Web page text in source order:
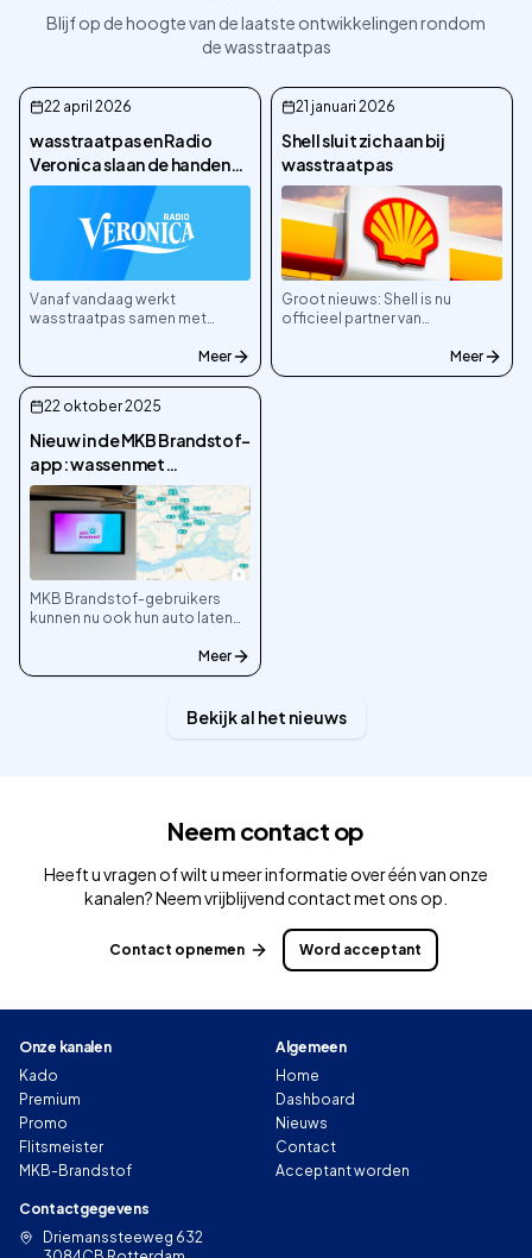
Blijf op de hoogte van de laatste ontwikkelingen rondom
de wasstraatpas
22 april 2026
wasstraatpas en Radio
Veronica slaan de handen
ineen
Vanaf vandaag werkt
wasstraatpas samen met
wasstraatpas codes als
cadeautje.
Meer
21 januari 2026
Shell sluit zich aan bij
wasstraatpas
Groot nieuws: Shell is nu
officieel partner van
voortaan bij Shell-wasstraten
terecht met hun wasstraatpas.
Meer
22 oktober 2025
Nieuw in de MKB Brandstof-
app: wassen met
wasstraatpas
MKB Brandstof-gebruikers
kunnen nu ook hun auto laten
tanken, laden en parkeren is
wassen nu ook mogelijk.
Meer
Bekijk al het nieuws
Neem contact op
Heeft u vragen of wilt u meer informatie over één van onze
kanalen? Neem vrijblijvend contact met ons op.
Contact opnemen Word acceptant
Onze kanalen
Kado
Premium
Promo
Flitsmeister
MKB-Brandstof
Algemeen
Home
Dashboard
Nieuws
Contact
Acceptant worden
Contactgegevens
Driemanssteeweg 632